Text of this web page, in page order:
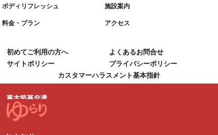
ボディリフレッシュ 施設案内
料金・プラン アクセス
初めてご利用の方へ
よくあるお問合せ
サイトポリシー
プライバシーポリシー
カスタマーハラスメント基本指針